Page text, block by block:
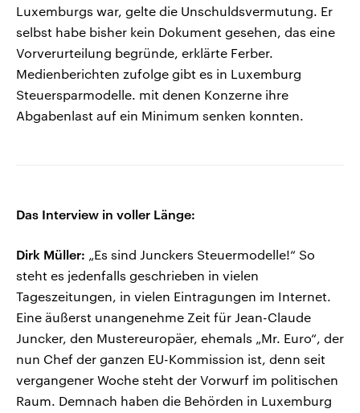
Luxemburgs war, gelte die Unschuldsvermutung. Er
selbst habe bisher kein Dokument gesehen, das eine
Vorverurteilung begründe, erklärte Ferber.
Medienberichten zufolge gibt es in Luxemburg
Steuersparmodelle. mit denen Konzerne ihre
Abgabenlast auf ein Minimum senken konnten.
Das Interview in voller Länge:
Dirk Müller: „Es sind Junckers Steuermodelle!“ So
steht es jedenfalls geschrieben in vielen
Tageszeitungen, in vielen Eintragungen im Internet.
Eine äußerst unangenehme Zeit für Jean-Claude
Juncker, den Mustereuropäer, ehemals „Mr. Euro“, der
nun Chef der ganzen EU-Kommission ist, denn seit
vergangener Woche steht der Vorwurf im politischen
Raum. Demnach haben die Behörden in Luxemburg